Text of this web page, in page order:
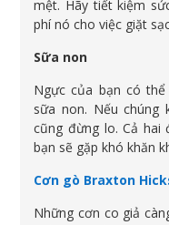
mệt. Hãy tiết kiệm
phí nó cho việc giặt
Sữa non
Ngực của bạn có
sữa non. Nếu
cũng đừng lo. Cả hai
bạn sẽ gặp khó khăn
Cơn gò Braxton
Những cơn co giả